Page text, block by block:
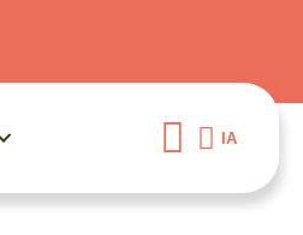
IA
complétion sont